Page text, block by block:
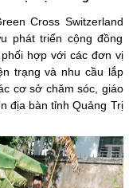
Cross Switzerland
phát triển cộng đồng
hợp với các đơn vị
trạng và nhu cầu lắp
cơ sở chăm sóc, giáo
địa bàn tỉnh Quảng Trị